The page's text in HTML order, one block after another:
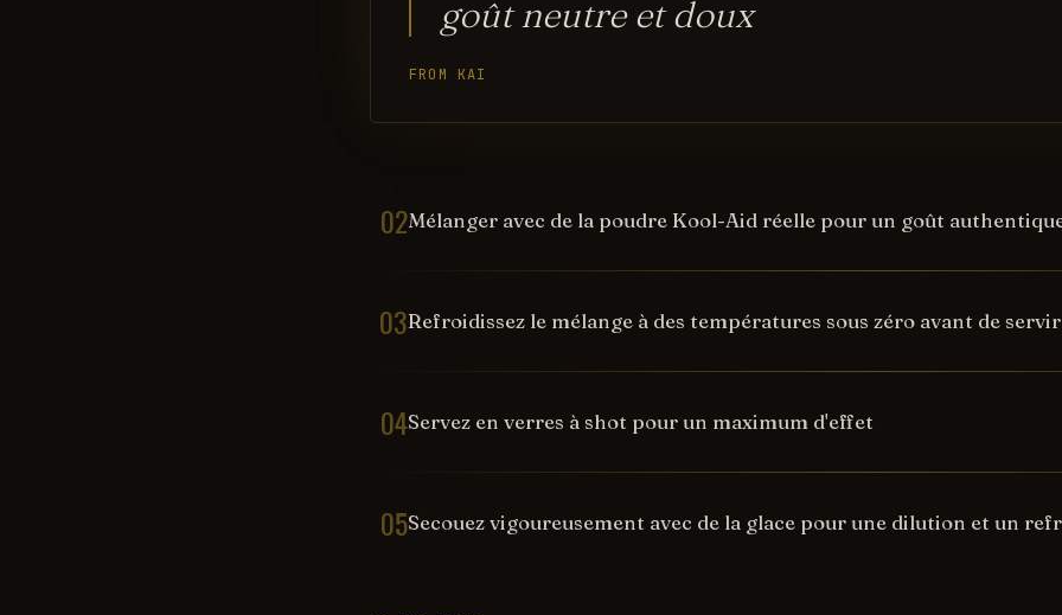
goût neutre et doux
FROM KAI
02Mélanger avec de la poudre Kool-Aid réelle pour un goût
03Refroidissez le mélange à des températures sous zéro avant de servir
04Servez en verres à shot pour un maximum d'effet
05Secouez vigoureusement avec de la glace pour une dilution et un